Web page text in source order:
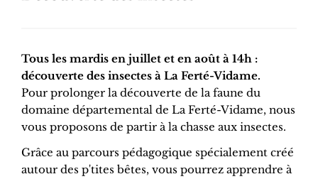
Tous les mardis en juillet et en août à 14h :
découverte des insectes à La Ferté-Vidame.
Pour prolonger la découverte de la faune du
domaine départemental de La Ferté-Vidame, nous
vous proposons de partir à la chasse aux insectes.
Grâce au parcours pédagogique spécialement créé
autour des p'tites bêtes, vous pourrez apprendre à